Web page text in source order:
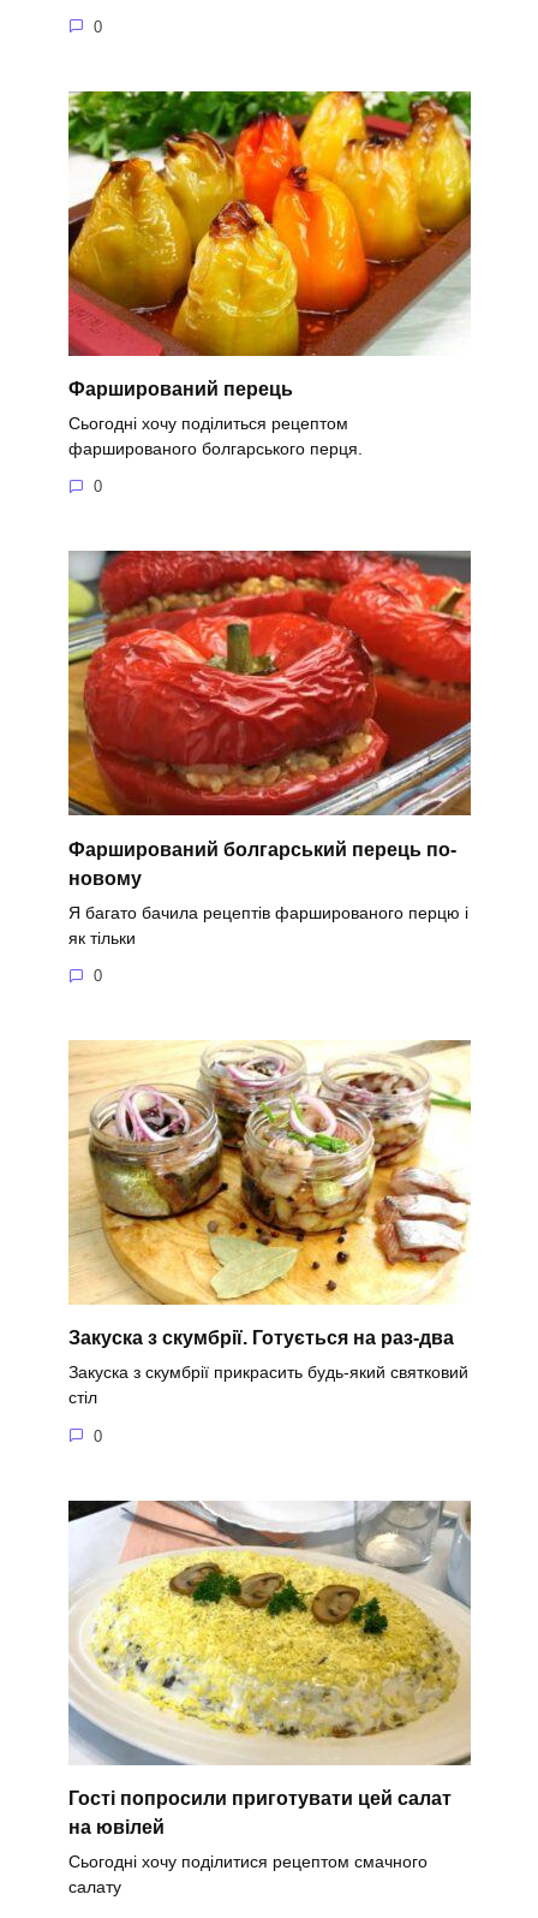
0
Фарширований перець
Сьогодні хочу поділиться рецептом
фаршированого болгарського перця.
0
Фарширований болгарський перець по-
новому
Я багато бачила рецептів фаршированого перцю і
як тільки
0
Закуска з скумбрії. Готується на раз-два
Закуска з скумбрії прикрасить будь-який святковий
стіл
0
Гості попросили приготувати цей салат
на ювілей
Сьогодні хочу поділитися рецептом смачного
салату